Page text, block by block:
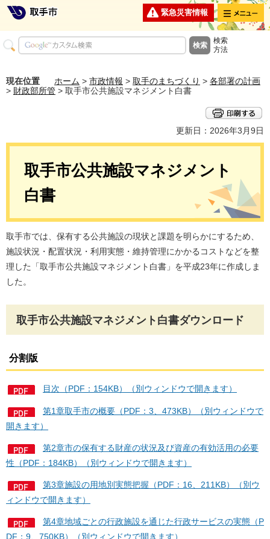
緊急災害情報 メニュー
検索
方法
現在位置 ホーム > 市政情報 > 取手のまちづくり > 各部署の計画
> 財政部所管 > 取手市公共施設マネジメント白書
更新日：2026年3月9日
取手市公共施設マネジメント
白書
取手市では、保有する公共施設の現状と課題を明らかにするため、
施設状況・配置状況・利用実態・維持管理にかかるコストなどを整
理した「取手市公共施設マネジメント白書」を平成23年に作成しま
した。
取手市公共施設マネジメント白書ダウンロード
分割版
目次（PDF：154KB）（別ウィンドウで開きます）
第1章取手市の概要（PDF：3、473KB）（別ウィンドウで
開きます）
第2章市の保有する財産の状況及び資産の有効活用の必要
性（PDF：184KB）（別ウィンドウで開きます）
第3章施設の用地別実態把握（PDF：16、211KB）（別ウ
ィンドウで開きます）
第4章地域ごとの行政施設を通じた行政サービスの実態（P
DF：9、750KB）（別ウィンドウで開きます）